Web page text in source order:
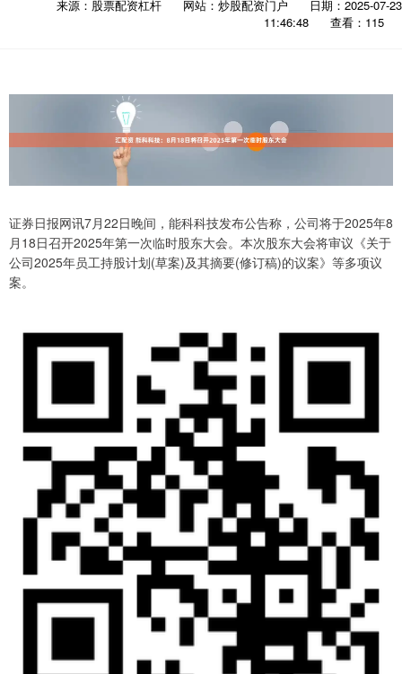
来源：股票配资杠杆 网站：炒股配资门户
日期：2025-07-23
11:46:48
查看：115
证券日报网讯7月22日晚间，能科科技发布公告称，公司将于2025年8
月18日召开2025年第一次临时股东大会。本次股东大会将审议《关于
公司2025年员工持股计划(草案)及其摘要(修订稿)的议案》等多项议
案。